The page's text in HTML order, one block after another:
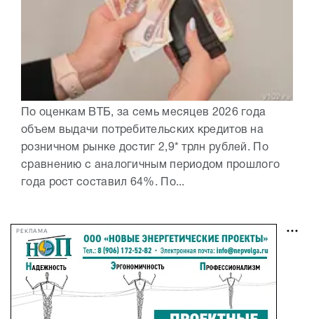
По оценкам ВТБ, за семь месяцев 2026 года
объем выдачи потребительских кредитов на
розничном рынке достиг 2,9* трлн рублей. По
сравнению с аналогичным периодом прошлого
года рост составил 64%. По...
РЕКЛАМА